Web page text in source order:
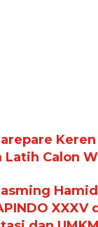
Keren
Calon
XXXV